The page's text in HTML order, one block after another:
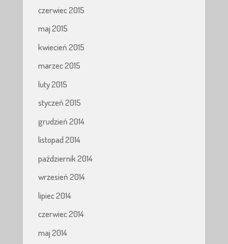
czerwiec 2015
maj 2015
kwiecień 2015
marzec 2015
luty 2015
styczeń 2015
grudzień 2014
listopad 2014
październik 2014
wrzesień 2014
lipiec 2014
czerwiec 2014
maj 2014